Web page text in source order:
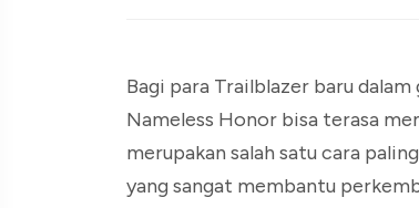
Bagi para Trailblazer baru dalam
Nameless Honor bisa terasa
merupakan salah satu cara
yang sangat membantu